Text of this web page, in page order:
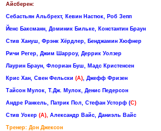
Айсберен:
Себастьян Альбрехт, Кевин Настюк, Роб Зепп
Йенс Баксманн, Доминик Бильке, Константин Браун
Стив Хануш, Фрэнк Хёрдлер, Бенджамин Хюфнер
Ричи Регер, Джим Шарроу, Деррик Уолзер
Лаурин Браун, Флориан Буш, Мадс Кристенсен
Крис Хан, Свен Фельски (A) , Джефф Фризен
Тайсон Мулок, Т.Дж. Мулок, Денис Педерсон
Андре Ранкель, Патрик Пол, Стефан Усторф (С)
Стив Уокер (А), Александр Вайс, Даниэль Вайс
Тренер: Дон Джексон